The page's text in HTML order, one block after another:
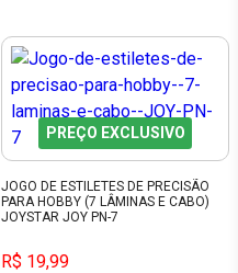
PREÇO EXCLUSIVO
JOGO DE ESTILETES DE PRECISÃO
PARA HOBBY (7 LÂMINAS E CABO)
JOYSTAR JOY PN-7
R$ 19,99